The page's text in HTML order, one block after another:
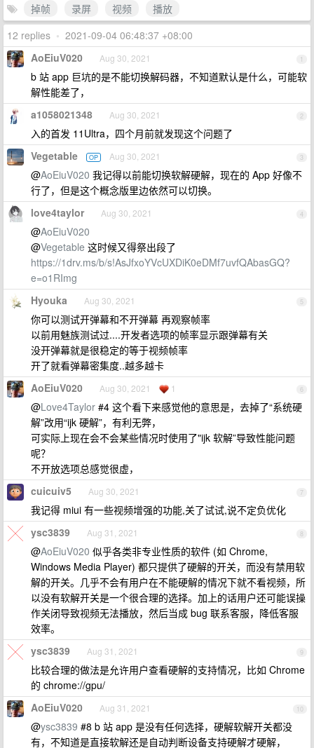
掉帧
录屏 视频
播放
12 replies • 2021-09-04 06:48:37 +08:00
1
AoEiuV020 Aug 30, 2021
b 站 app 巨坑的是不能切换解码器，不知道默认是什么，可能软
解性能差了，
2
a1058021348 Aug 30, 2021
入的首发 11Ultra，四个月前就发现这个问题了
3
Vegetable OP Aug 30, 2021
@AoEiuV020 我记得以前能切换软解硬解，现在的 App 好像不
行了，但是这个概念版里边依然可以切换。
4
love4taylor Aug 30, 2021
@AoEiuV020
@Vegetable 这时候又得祭出段了
https://1drv.ms/b/s!AsJfxoYVcUXDiK0eDMf7uvfQAbasGQ?
e=o1RImg
5
Hyouka Aug 30, 2021
你可以测试开弹幕和不开弹幕 再观察帧率
以前用魅族测试过....开发者选项的帧率显示跟弹幕有关
没开弹幕就是很稳定的等于视频帧率
开了就看弹幕密集度..越多越卡
6
AoEiuV020 Aug 30, 2021 1
@Love4Taylor #4 这个看下来感觉他的意思是，去掉了“系统硬
解”改用“ijk 硬解”，有利无弊，
可实际上现在会不会某些情况时使用了"ijk 软解”导致性能问题
呢？
不开放选项总感觉很虚，
7
cuicuiv5 Aug 30, 2021
我记得 miui 有一些视频增强的功能,关了试试,说不定负优化
8
ysc3839 Aug 31, 2021
@AoEiuV020 似乎各类非专业性质的软件 (如 Chrome,
Windows Media Player) 都只提供了硬解的开关，而没有禁用软
解的开关。几乎不会有用户在不能硬解的情况下就不看视频，所
以没有软解开关是一个很合理的选择。加上的话用户还可能误操
作关闭导致视频无法播放，然后当成 bug 联系客服，降低客服
效率。
9
ysc3839 Aug 31, 2021
比较合理的做法是允许用户查看硬解的支持情况，比如 Chrome
的 chrome://gpu/
10
AoEiuV020 Aug 31, 2021
@ysc3839 #8 b 站 app 是没有任何选择，硬解软解开关都没
有，不知道是直接软解还是自动判断设备支持硬解才硬解，